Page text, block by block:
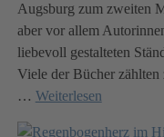
Augsburg zum zweiten
aber vor allem
liebevoll gestalteten
Viele der Bücher
… Weiterlesen